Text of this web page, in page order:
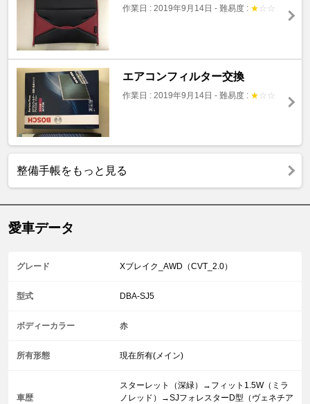
作業日 : 2019年9月14日 - 難易度 : ★ ☆ ☆
エアコンフィルター交換
作業日 : 2019年9月14日 - 難易度 : ★ ☆ ☆
整備手帳をもっと見る
愛車データ
グレード Xブレイク_AWD（CVT_2.0）
型式 DBA-SJ5
ボディーカラー 赤
所有形態 現在所有(メイン)
車歴
スターレット（深緑）→フィット1.5W（ミラ
ノレッド）→SJフォレスターD型（ヴェネチア